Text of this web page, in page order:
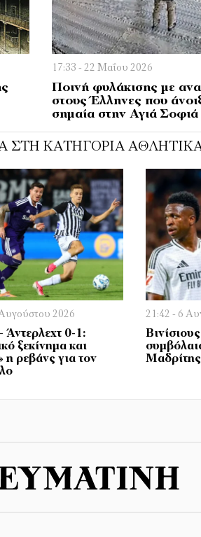
17:33 - 22 Μαΐου 2026
Ποινή φυλάκισης με
στους Έλληνες που
σημαία στην Αγιά Σοφιά
ΣΤΗ ΚΑΤΗΓΟΡΊΑ
2026
0-1:
ξεκίνημα και
η ρεβάνς για τον
21:42 - 6